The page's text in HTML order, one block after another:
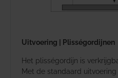
Uitvoering | Plisségordijnen
Het plisségordijn is
Met de standaard